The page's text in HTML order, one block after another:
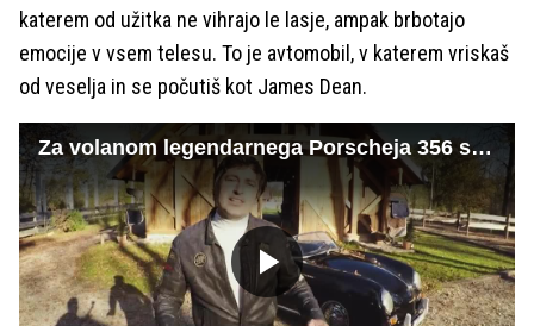
katerem od užitka ne vihrajo le lasje, ampak brbotajo
emocije v vsem telesu. To je avtomobil, v katerem vriskaš
od veselja in se počutiš kot James Dean.
Za volanom legendarnega Porscheja 356 speedster